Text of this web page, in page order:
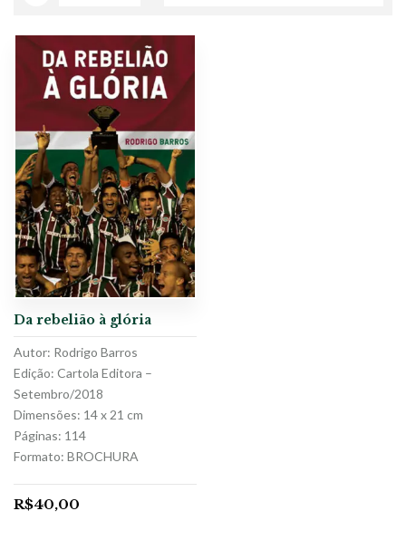
Da rebelião à glória
Autor: Rodrigo Barros
Edição: Cartola Editora –
Setembro/2018
Dimensões: 14 x 21 cm
Páginas: 114
Formato: BROCHURA
R$40,00